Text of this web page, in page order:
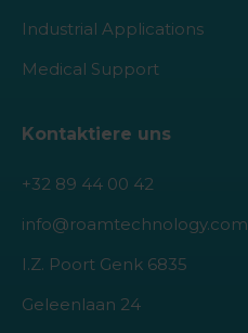
Industrial Applications
Medical Support
Kontaktiere uns
+32 89 44 00 42
info@roamtechnology.com
I.Z. Poort Genk 6835
Geleenlaan 24